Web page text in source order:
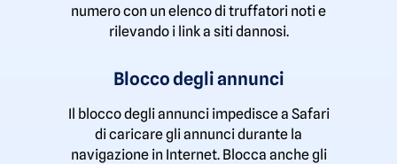
numero con un elenco di truffatori noti e
rilevando i link a siti dannosi.
Blocco degli annunci
Il blocco degli annunci impedisce a Safari
di caricare gli annunci durante la
navigazione in Internet. Blocca anche gli